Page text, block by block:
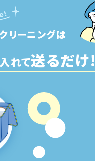
リーニングは
れて送るだけ!